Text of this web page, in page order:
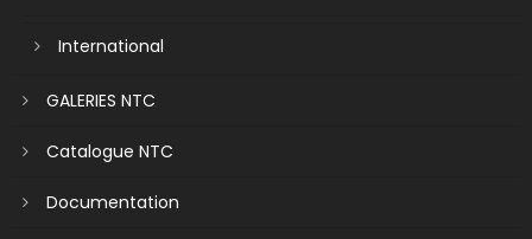
International
GALERIES NTC
Catalogue NTC
Documentation